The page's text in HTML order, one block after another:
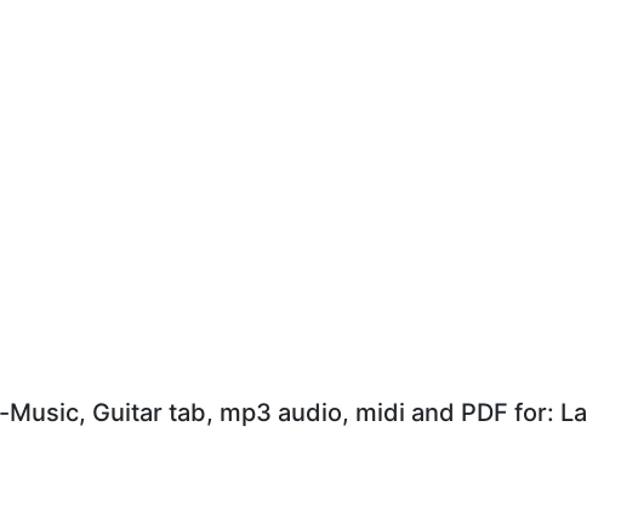
Guitar tab, mp3 audio, midi and PDF for: La